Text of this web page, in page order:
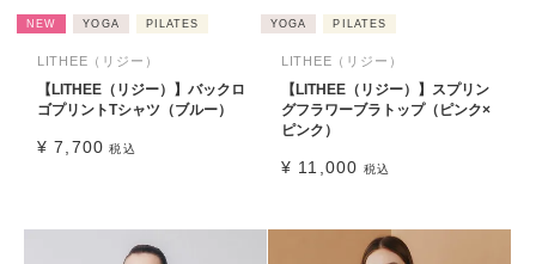
NEW YOGA PILATES
LITHEE（リジー）
【LITHEE（リジー）】バックロ
ゴプリントTシャツ（ブルー）
¥ 7,700 税込
YOGA PILATES
LITHEE（リジー）
【LITHEE（リジー）】スプリン
グフラワーブラトップ（ピンク×
ピンク）
¥ 11,000 税込